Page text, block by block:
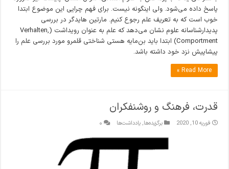
پاسخ داده می‌شود. ولی اینگونه نیست. برای فهم چرایی این موضوع ابتدا
خوب است که به تعریف علم رجوع کنیم. مارتین هایدگر در بررسی
پدیدارشناسانه علوم نشان می‌دهد که علم به عنوان رویداشت (Verhalten,
Comportment) ابتدا باید بن‌مایه هستی شناختی قلمرو مورد بررسی علم را
پیشاپیش نزد خود داشته باشد.
Read More »
قدرت، فرهنگ و روشنفکران
فوریه 10, 2020 برگزیده‌ها,یادداشت‌ها ۰